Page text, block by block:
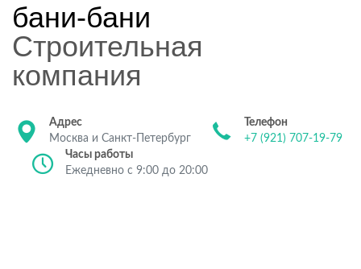
бани-бани
Строительная
компания
Адрес
Москва и Санкт-Петербург
Телефон
+7 (921) 707-19-79
Часы работы
Ежедневно с 9:00 до 20:00